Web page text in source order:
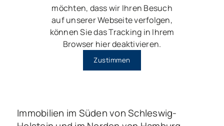
möchten, dass wir Ihren Besuch
auf unserer Webseite verfolgen,
können Sie das Tracking in Ihrem
Browser hier deaktivieren.
Zustimmen
Immobilien im Süden von Schleswig-